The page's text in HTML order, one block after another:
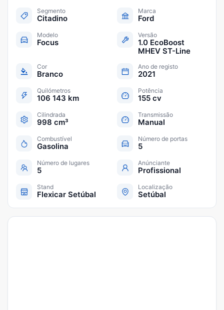
Segmento
Citadino
Marca
Ford
Modelo
Focus
Versão
1.0 EcoBoost
MHEV ST-Line
Cor
Branco
Ano de registo
2021
Quilómetros
106 143 km
Potência
155 cv
Cilindrada
998 cm³
Transmissão
Manual
Combustível
Gasolina
Número de portas
5
Número de lugares
5
Anúnciante
Profissional
Stand
Flexicar Setúbal
Localização
Setúbal